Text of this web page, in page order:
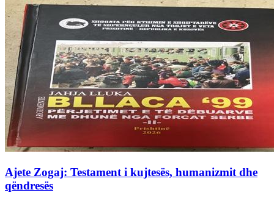
Ajete Zogaj: Testament i kujtesës, humanizmit dhe
qëndresës